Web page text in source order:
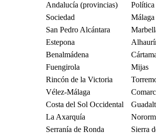
Andalucía (provincias)
Política
Sociedad
Málaga
San Pedro Alcántara
Estepona
Benalmádena
Fuengirola
Mijas
Rincón de la Victoria
Vélez-Málaga
Costa del Sol Occidental
La Axarquía
Serranía de Ronda
Sierra